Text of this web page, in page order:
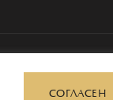
СОГЛАСЕН